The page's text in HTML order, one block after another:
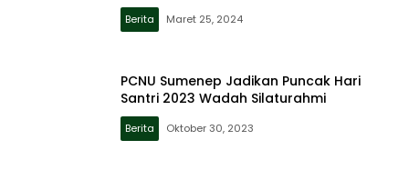
Berita Maret 25, 2024
PCNU Sumenep Jadikan Puncak Hari
Santri 2023 Wadah Silaturahmi
Berita Oktober 30, 2023